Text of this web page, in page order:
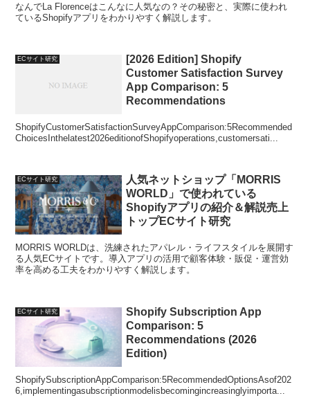
なんでLa Florenceはこんなに人気なの？その秘密と、実際に使われ
ているShopifyアプリをわかりやすく解説します。
ECサイト研究
[2026 Edition] Shopify
Customer Satisfaction Survey
App Comparison: 5
Recommendations
ShopifyCustomerSatisfactionSurveyAppComparison:5Recommended
ChoicesInthelatest2026editionofShopifyoperations,customersati...
ECサイト研究
人気ネットショップ「MORRIS
WORLD」で使われている
Shopifyアプリの紹介＆解説売上
トップECサイト研究
MORRIS WORLDは、洗練されたアパレル・ライフスタイルを展開す
る人気ECサイトです。導入アプリの活用で顧客体験・販促・運営効
率を高める工夫をわかりやすく解説します。
ECサイト研究
Shopify Subscription App
Comparison: 5
Recommendations (2026
Edition)
ShopifySubscriptionAppComparison:5RecommendedOptionsAsof202
6,implementingasubscriptionmodelisbecomingincreasinglyimporta...